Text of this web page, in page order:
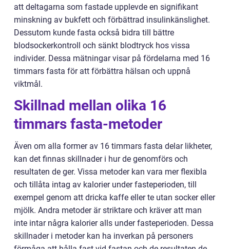
att deltagarna som fastade upplevde en signifikant
minskning av bukfett och förbättrad insulinkänslighet.
Dessutom kunde fasta också bidra till bättre
blodsockerkontroll och sänkt blodtryck hos vissa
individer. Dessa mätningar visar på fördelarna med 16
timmars fasta för att förbättra hälsan och uppnå
viktmål.
Skillnad mellan olika 16
timmars fasta-metoder
Även om alla former av 16 timmars fasta delar likheter,
kan det finnas skillnader i hur de genomförs och
resultaten de ger. Vissa metoder kan vara mer flexibla
och tillåta intag av kalorier under fasteperioden, till
exempel genom att dricka kaffe eller te utan socker eller
mjölk. Andra metoder är striktare och kräver att man
inte intar några kalorier alls under fasteperioden. Dessa
skillnader i metoder kan ha inverkan på personers